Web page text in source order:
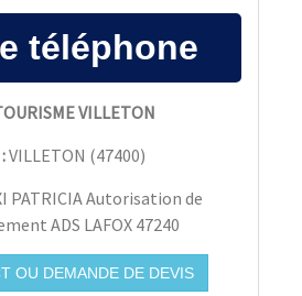
VILLETON
VILLETON (47400)
PATRICIA Autorisation de
ADS LAFOX 47240
OU DEMANDE DE DEVIS